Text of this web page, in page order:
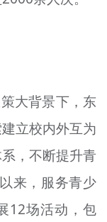
大背景下，东
立校内外互为
，不断提升青
来，服务青少
12场活动，包